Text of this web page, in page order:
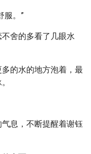
服。”
舍的多看了几眼水
的水的地方泡着，最
息，不断提醒着谢钰